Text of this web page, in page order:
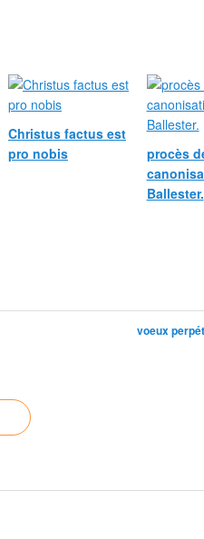
Christus factus est
pro nobis
procès
Ballester.
voeux